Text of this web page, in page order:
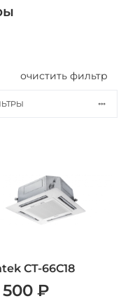
очистить фильтр
CT-66C18
500 ₽